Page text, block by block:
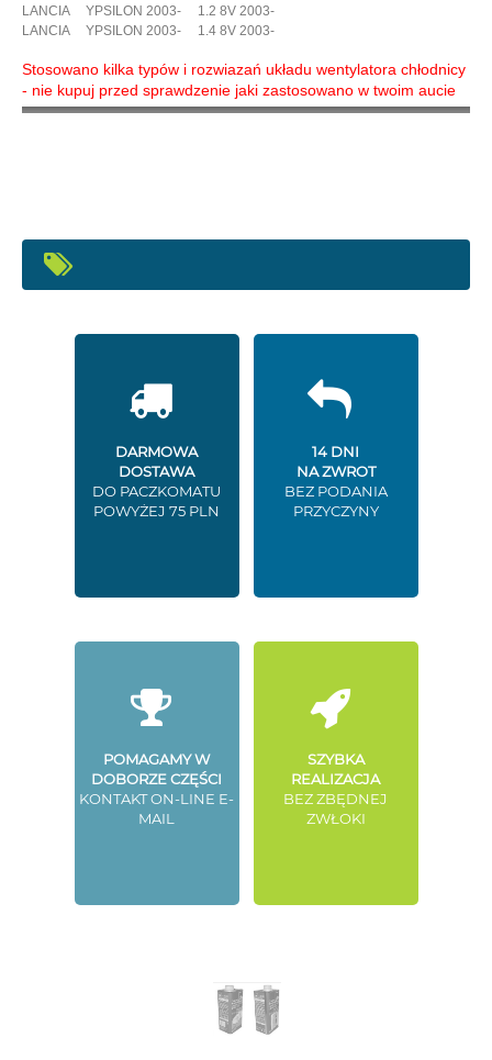
LANCIA YPSILON 2003- 1.2 8V 2003-
LANCIA YPSILON 2003- 1.4 8V 2003-
Stosowano kilka typów i rozwiazań układu wentylatora chłodnicy
- nie kupuj przed sprawdzenie jaki zastosowano w twoim aucie
DARMOWA
DOSTAWA
DO PACZKOMATU
POWYŻEJ 75 PLN
14 DNI
NA ZWROT
BEZ PODANIA
PRZYCZYNY
POMAGAMY W
DOBORZE CZĘŚCI
KONTAKT ON-LINE E-
MAIL
SZYBKA
REALIZACJA
BEZ ZBĘDNEJ
ZWŁOKI